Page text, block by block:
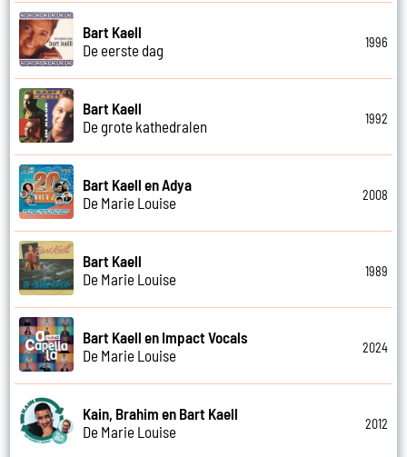
Bart Kaell
De eerste dag
1996
Bart Kaell
De grote kathedralen
1992
Bart Kaell en Adya
De Marie Louise
2008
Bart Kaell
De Marie Louise
1989
Bart Kaell en Impact Vocals
De Marie Louise
2024
Kain, Brahim en Bart Kaell
De Marie Louise
2012